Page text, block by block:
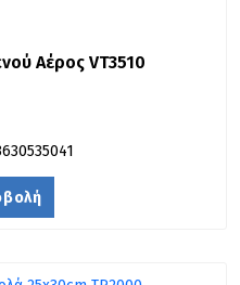
Αέρος VT3510